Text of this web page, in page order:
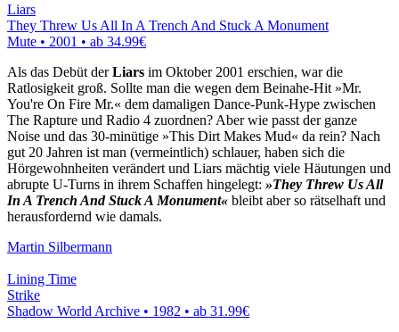
Liars
They Threw Us All In A Trench And Stuck A Monument
Mute • 2001 • ab 34.99€
Als das Debüt derLiars im Oktober 2001 erschien, war die
Ratlosigkeit groß. Sollte man die wegen dem Beinahe-Hit »Mr.
You're On Fire Mr.« dem damaligen Dance-Punk-Hype zwischen
The Rapture und Radio 4 zuordnen? Aber wie passt der ganze
Noise und das 30-minütige »This Dirt Makes Mud« da rein? Nach
gut 20 Jahren ist man (vermeintlich) schlauer, haben sich die
Hörgewohnheiten verändert und Liars mächtig viele Häutungen und
abrupte U-Turns in ihrem Schaffen hingelegt: »They Threw Us All
In A Trench And Stuck A Monument« bleibt aber so rätselhaft und
herausfordernd wie damals.
Martin Silbermann
Lining Time
Strike
Shadow World Archive • 1982 • ab 31.99€